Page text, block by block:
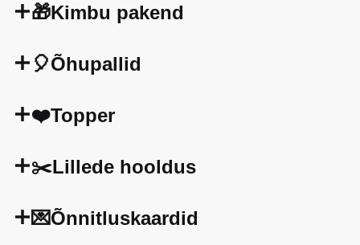
🎁Kimbu pakend
🎈Õhupallid
❤️Topper
✂️Lillede hooldus
💌Õnnitluskaardid